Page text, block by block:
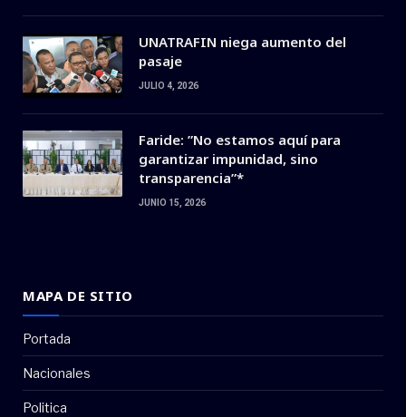
UNATRAFIN niega aumento del
pasaje
JULIO 4, 2026
Faride: ”No estamos aquí para
garantizar impunidad, sino
transparencia”*
JUNIO 15, 2026
MAPA DE SITIO
Portada
Nacionales
Politica